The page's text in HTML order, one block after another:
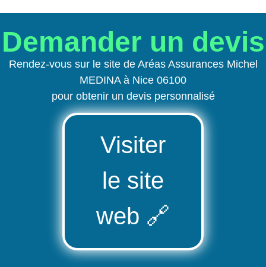
Demander un devis
Rendez-vous sur le site de Aréas Assurances Michel
MEDINA à Nice 06100
pour obtenir un devis personnalisé
Visiter
le site
web 🔗